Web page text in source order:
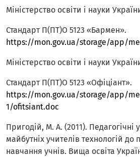
Міністерство освіти і науки
Стандарт П(ПТ)О 5123 «Бармен».
https://mon.gov.ua/storage/app/media/pto/
Міністерство освіти і науки
Стандарт П(ПТ)О 5123 «Офіціант».
https://mon.gov.ua/storage/app/
1/ofitsiant.doc
Пригодій, М. А. (2011). Педагогічні
майбутніх учителів технологій до
навчання учнів. Вища освіта